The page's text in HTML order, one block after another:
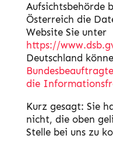
Aufsichtsbehörde
Österreich die
Website Sie unter
https://
Deutschland
die
Kurz gesagt: Sie
nicht, die oben
Stelle bei uns zu